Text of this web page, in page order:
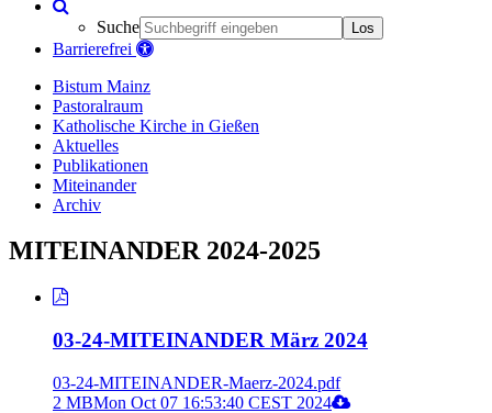
Suche Los
Barrierefrei
Bistum Mainz
Pastoralraum
Katholische Kirche in Gießen
Aktuelles
Publikationen
Miteinander
Archiv
MITEINANDER 2024-2025
03-24-MITEINANDER März 2024
03-24-MITEINANDER-Maerz-2024.pdf
2 MBMon Oct 07 16:53:40 CEST 2024